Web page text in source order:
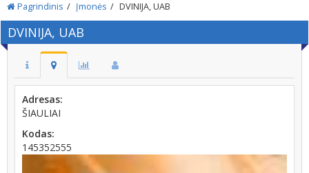
Pagrindinis Įmonės DVINIJA, UAB
DVINIJA, UAB
Adresas:
ŠIAULIAI
Kodas:
145352555